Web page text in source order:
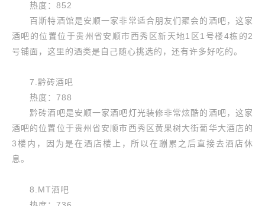
热度：852
百斯特酒馆是安顺一家非常适合朋友们聚会的酒吧，这家
酒吧的位置位于贵州省安顺市西秀区新天地1区1号楼4栋的2
号铺面，这里的酒类是自己随心挑选的，还有许多好吃的。
7.黔砖酒吧
热度：788
黔砖酒吧是安顺一家酒吧灯光装修非常炫酷的酒吧，这家
酒吧的位置位于贵州省安顺市西秀区黄果树大街葡华大酒店的
3楼内，因为是在酒店楼上，所以在蹦累之后直接去酒店休
息。
8.MT酒吧